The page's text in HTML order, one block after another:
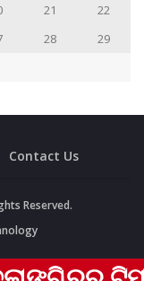
21
22
28
29
Contact Us
Reserved.